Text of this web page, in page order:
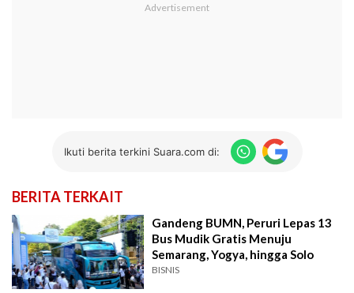
Ikuti berita terkini Suara.com di:
BERITA TERKAIT
Gandeng BUMN, Peruri Lepas 13
Bus Mudik Gratis Menuju
Semarang, Yogya, hingga Solo
BISNIS